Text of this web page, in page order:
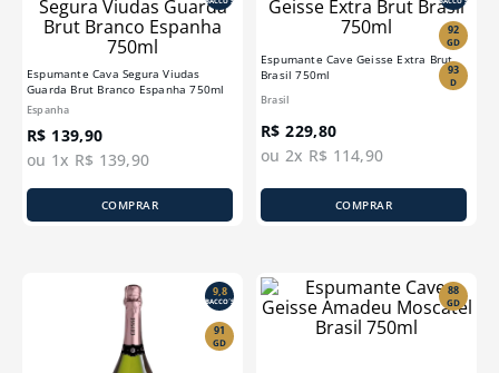
Espumante Cava Segura Viudas
Guarda Brut Branco Espanha 750ml
Espanha
R$ 139,90
ou 1x R$ 139,90
COMPRAR
Espumante Cave Geisse Extra Brut
Brasil 750ml
Brasil
R$ 229,80
ou 2x R$ 114,90
92
GD
93
D
COMPRAR
9,8
BACCO´S
91
GD
88
GD